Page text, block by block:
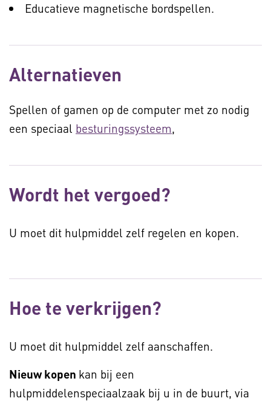
Educatieve magnetische bordspellen.
Alternatieven
Spellen of gamen op de computer met zo nodig
een speciaal besturingssysteem,
Wordt het vergoed?
U moet dit hulpmiddel zelf regelen en kopen.
Hoe te verkrijgen?
U moet dit hulpmiddel zelf aanschaffen.
Nieuw kopen kan bij een
hulpmiddelenspeciaalzaak bij u in de buurt, via